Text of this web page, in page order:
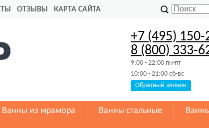
ОТЗЫВЫ КАРТА САЙТА
+7 (495) 150-
8 (800) 333-
9:00 - 22:00 пн-пт
10:00 - 21:00 сб-вс
Обратный звонок
Ванны из мрамора Ванны стальные